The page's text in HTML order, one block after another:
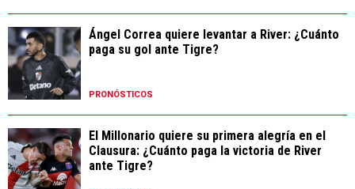
Ángel Correa quiere levantar a River: ¿Cuánto
paga su gol ante Tigre?
PRONÓSTICOS
El Millonario quiere su primera alegría en el
Clausura: ¿Cuánto paga la victoria de River
ante Tigre?